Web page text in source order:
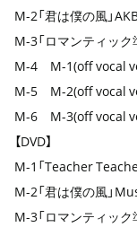
M-2「君は僕の風」
M-3「ロマンティック
M-4 M-1(off vocal
M-5 M-2(off vocal
M-6 M-3(off vocal
【DVD】
M-1「Teacher
M-2「君は僕の風」
M-3「ロマンティッ